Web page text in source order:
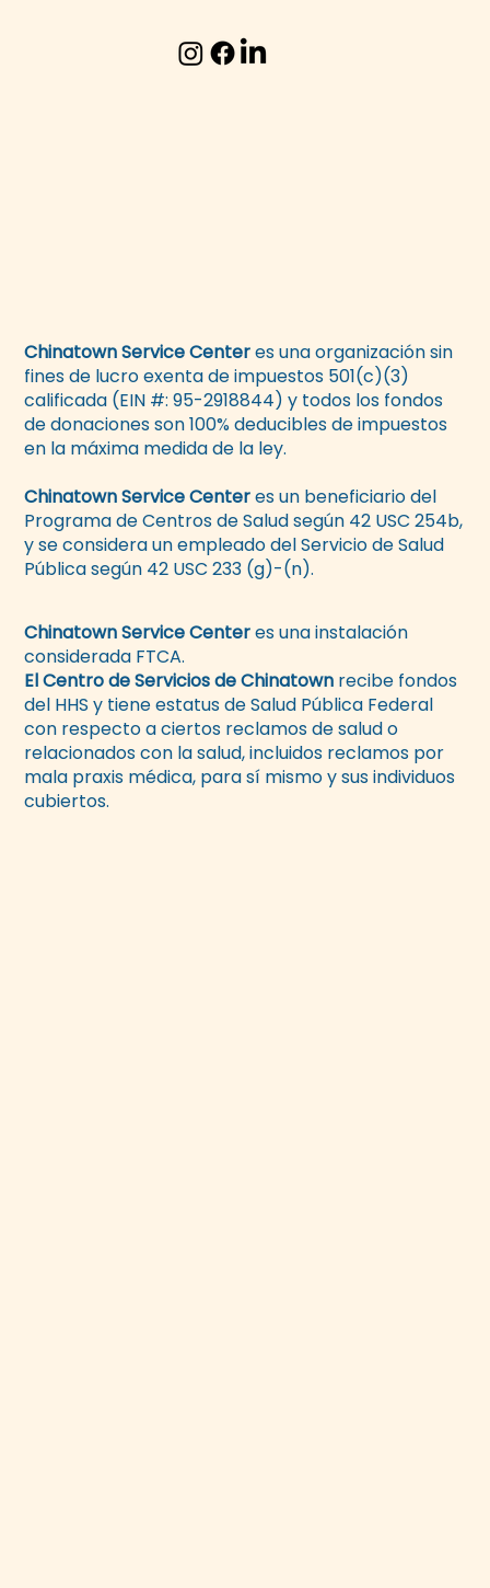
Chinatown Service Centeres una organización sin
fines de lucro exenta de impuestos 501(c)(3)
calificada (EIN #: 95-2918844) y todos los fondos
de donaciones son 100% deducibles de impuestos
en la máxima medida de la ley.
Chinatown Service Centeres un beneficiario del
Programa de Centros de Salud según 42 USC 254b,
y se considera un empleado del Servicio de Salud
Pública según 42 USC 233 (g)-(n).
Chinatown Service Centeres una instalación
considerada FTCA.
El Centro de Servicios de Chinatown recibe fondos
del HHS y tiene estatus de Salud Pública Federal
con respecto a ciertos reclamos de salud o
relacionados con la salud, incluidos reclamos por
mala praxis médica, para sí mismo y sus individuos
cubiertos.